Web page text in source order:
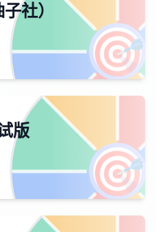
🎯
社）
🎯
版